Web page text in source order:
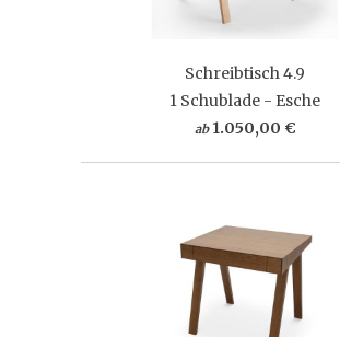
Schreibtisch 4.9
1 Schublade - Esche
ab 1.050,00 €